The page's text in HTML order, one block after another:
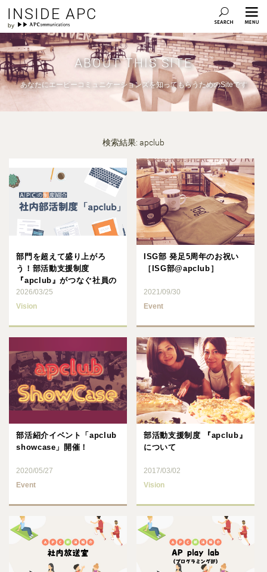
INSIDE APC
ABOUT THIS SITE
あなたにエーピーコミュニケーションズを知ってもらうためのSiteです
検索結果: apclub
部門を超えて盛り上がろ
う！部活動支援制度
『apclub』がつなぐ社員の
輪
2026/03/25
Vision
ISG部 発足5周年のお祝い
［ISG部@apclub］
2021/09/30
Event
部活紹介イベント「apclub
showcase」開催！
2020/05/27
Event
部活動支援制度 『apclub』
について
2017/03/02
Vision